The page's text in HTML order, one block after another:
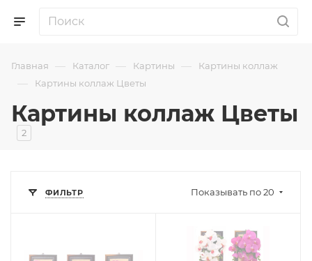
Главная — Каталог — Картины — Картины коллаж
— Картины коллаж Цветы
Картины коллаж Цветы
2
ФИЛЬТР Показывать по 20